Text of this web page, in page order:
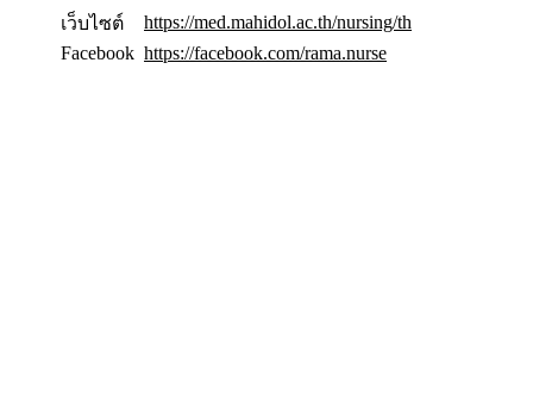
เว็บไซต์
https://med.mahidol.ac.th/nursing/th
Facebook https://facebook.com/rama.nurse